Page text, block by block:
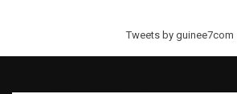
Tweets by guinee7com